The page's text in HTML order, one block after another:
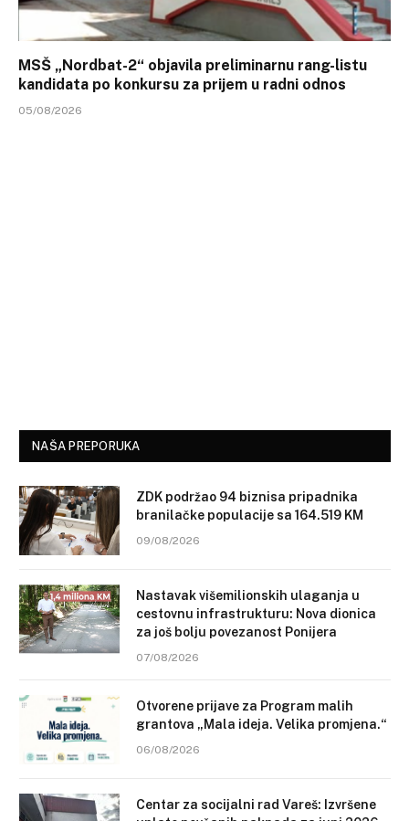
MSŠ „Nordbat-2“ objavila preliminarnu rang-listu
kandidata po konkursu za prijem u radni odnos
05/08/2026
NAŠA PREPORUKA
ZDK podržao 94 biznisa pripadnika
branilačke populacije sa 164.519 KM
09/08/2026
Nastavak višemilionskih ulaganja u
cestovnu infrastrukturu: Nova dionica
za još bolju povezanost Ponijera
07/08/2026
Otvorene prijave za Program malih
grantova „Mala ideja. Velika promjena.“
06/08/2026
Centar za socijalni rad Vareš: Izvršene